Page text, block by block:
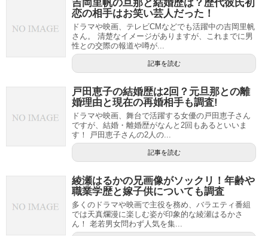
吉岡里帆の旦那と結婚歴は？歴代彼氏初
恋の相手はお笑い芸人だった！
ドラマや映画、テレビCMなどでも活躍中の吉岡里帆
さん。 清楚なイメージがありますが、これまでに男
性との交際の報道や噂が...
記事を読む
戸田恵子の結婚歴は2回？元旦那との離
婚理由と現在の再婚相手も調査!
ドラマや映画、舞台で活躍する女優の戸田恵子さん
ですが、結婚・離婚歴がなんと2回もあるといいま
す！ 戸田恵子さんの2人の...
記事を読む
綾瀬はるかの兄画像がソックリ！年齢や
職業学歴と嫁子供についても調査
多くのドラマや映画で主役を務め、バラエティ番組
では天真爛漫に楽しむ姿が印象的な綾瀬はるかさ
ん！ 老若男女問わず人気を集...